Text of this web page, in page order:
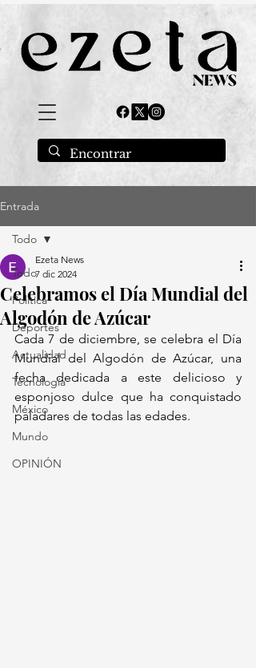
Entrada
Todo
Política
Deportes
Actualidad
Tecnología
México
Mundo
OPINIÓN
Todo
Celebramos el Día Mundial del
Algodón de Azúcar
Ezeta News
7 dic 2024
Cada 7 de diciembre, se celebra el Día
Mundial del Algodón de Azúcar, una
fecha dedicada a este delicioso y
esponjoso dulce que ha conquistado
paladares de todas las edades.